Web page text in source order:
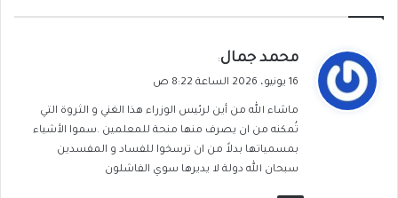
ي
ق
ل
محمد جمال:
16 يونيو، 2026 الساعة 8:22 ص
ماشاء الله من أين لرئيس الوزراء هذا الغني و الثروة التي
تُمكنه من ان يصرف منها منحة للمعلمين .سموا الأشياء
بمسمياتها بدلاً من ان ترسخوا للفساد و المفسدين
سبحان الله دولة لا يديرها سوي الفاشلون